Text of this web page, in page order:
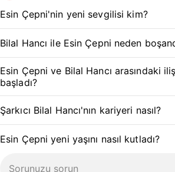
Esin Çepni'nin yeni sevgilisi kim?
Bilal Hancı ile Esin Çepni neden
Esin Çepni ve Bilal Hancı arasındaki
başladı?
Şarkıcı Bilal Hancı'nın kariyeri nasıl?
Esin Çepni yeni yaşını nasıl kutladı?